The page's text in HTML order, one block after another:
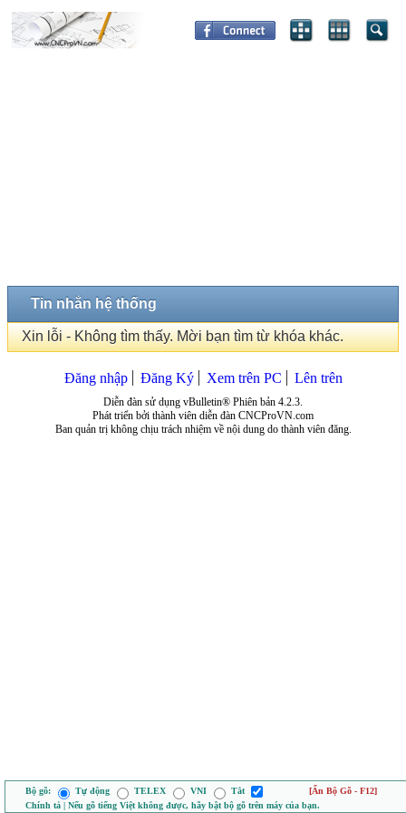
Tin nhắn hệ thống
Xin lỗi - Không tìm thấy. Mời bạn tìm từ khóa khác.
Đăng nhập Đăng Ký Xem trên PC Lên trên
Diễn đàn sử dụng vBulletin® Phiên bản 4.2.3.
Phát triển bởi thành viên diễn đàn CNCProVN.com
Ban quản trị không chịu trách nhiệm về nội dung do thành viên đăng.
Bộ gõ: Tự động TELEX VNI Tắt
[Ẩn Bộ Gõ - F12]
Chính tả | Nếu gõ tiếng Việt không được, hãy bật bộ gõ trên máy của bạn.